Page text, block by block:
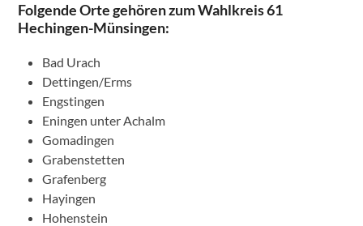
Folgende Orte gehören zumWahlkreis 61
Hechingen-Münsingen:
Bad Urach
Dettingen/Erms
Engstingen
Eningen unter Achalm
Gomadingen
Grabenstetten
Grafenberg
Hayingen
Hohenstein